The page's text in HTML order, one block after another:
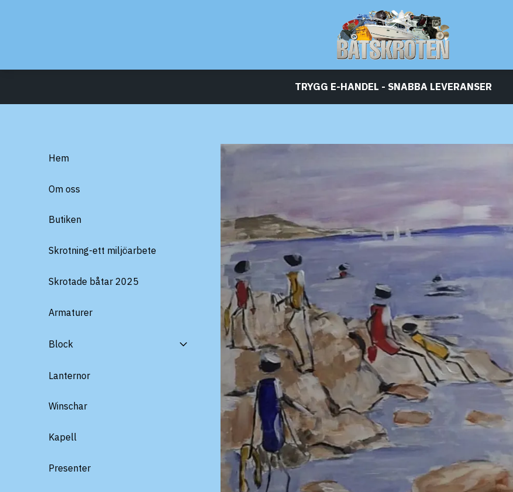
TRYGG E-HANDEL - SNABBA LEVERANSER
Hem
Om oss
Butiken
Skrotning-ett miljöarbete
Skrotade båtar 2025
Armaturer
Block
Lanternor
Winschar
Kapell
Presenter